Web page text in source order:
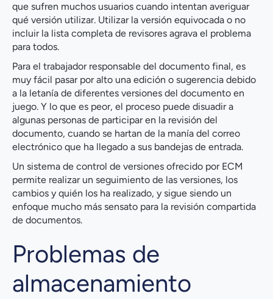
que sufren muchos usuarios cuando intentan averiguar
qué versión utilizar. Utilizar la versión equivocada o no
incluir la lista completa de revisores agrava el problema
para todos.
Para el trabajador responsable del documento final, es
muy fácil pasar por alto una edición o sugerencia debido
a la letanía de diferentes versiones del documento en
juego. Y lo que es peor, el proceso puede disuadir a
algunas personas de participar en la revisión del
documento, cuando se hartan de la manía del correo
electrónico que ha llegado a sus bandejas de entrada.
Un sistema de control de versiones ofrecido por ECM
permite realizar un seguimiento de las versiones, los
cambios y quién los ha realizado, y sigue siendo un
enfoque mucho más sensato para la revisión compartida
de documentos.
Problemas de
almacenamiento